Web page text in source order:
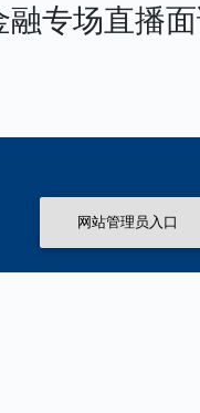
专场直播
网站管理员入口